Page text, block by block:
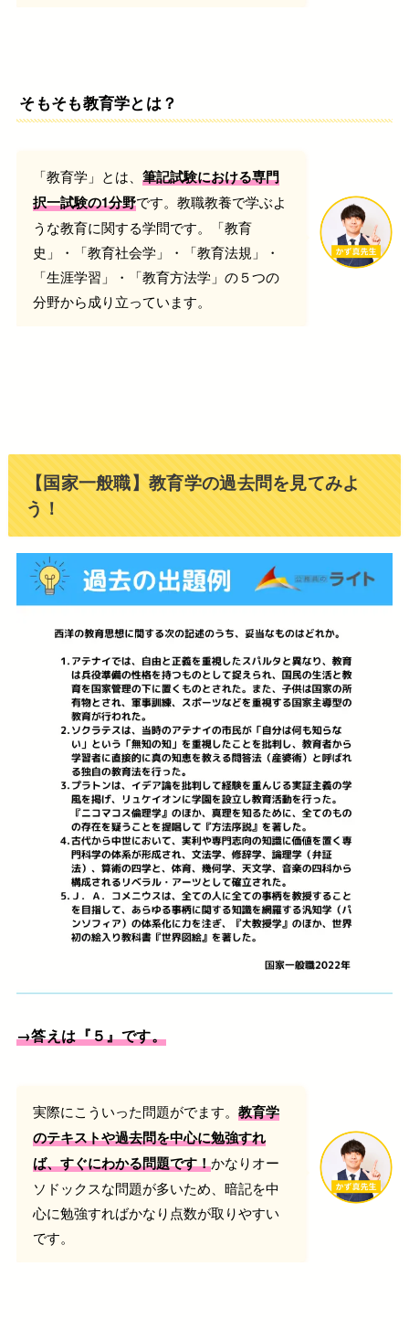
そもそも教育学とは？
「教育学」とは、 筆記試験における専門
択一試験の1分野です。教職教養で学ぶよ
うな教育に関する学問です。「教育
史」・「教育社会学」・「教育法規」・
「生涯学習」・「教育方法学」の５つの
分野から成り立っています。
【国家一般職】教育学の過去問を見てみよ
う！
→答えは『５』です。
実際にこういった問題がでます。 教育学
のテキストや過去問を中心に勉強すれ
ば、すぐにわかる問題です！かなりオー
ソドックスな問題が多いため、暗記を中
心に勉強すればかなり点数が取りやすい
です。